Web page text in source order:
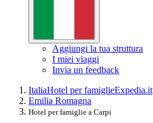
Aggiungi la tua struttura
I miei viaggi
Invia un feedback
ItaliaHotel per famiglieExpedia.it
Emilia Romagna
Hotel per famiglie a Carpi